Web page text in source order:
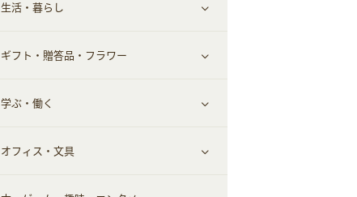
スーツ・フォーマル
食材宅配
ヘアケア
メンズ美容
美容・ダイエット用品
脱毛用品
健康食品｜乳酸菌・ケフィア
健康食品｜その他
スポーツ・フィットネス
日用品・薬局・からだ
家電・パソコン・ソフトウェア
スマホ・携帯電話・SIM
すべて見る
クレジットカード
生活・暮らし
すべて見る
車情報・カーシェア・レンタル
お役立ち
ギフト・贈答品・フラワー
すべて見る
ギフト・贈答品
学ぶ・働く
すべて見る
オフィス・文具